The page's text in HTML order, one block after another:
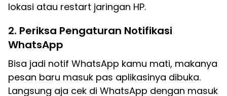
lokasi atau restart jaringan HP.
2. Periksa Pengaturan Notifikasi
WhatsApp
Bisa jadi notif WhatsApp kamu mati, makanya
pesan baru masuk pas aplikasinya dibuka.
Langsung aja cek di WhatsApp dengan masuk